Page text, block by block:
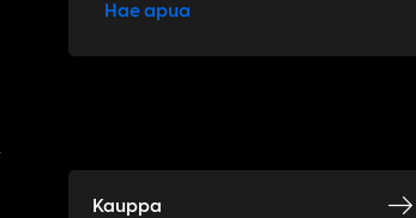
Hae apua
Kauppa